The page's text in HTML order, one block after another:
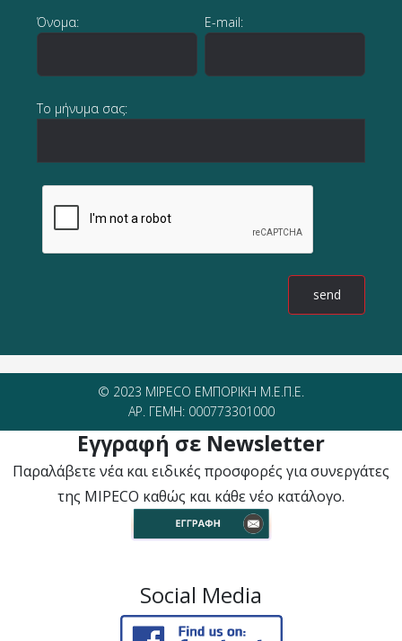
Όνομα: E-mail:
Το μήνυμα σας:
© 2023 MIPECO ΕΜΠΟΡΙΚΗ Μ.Ε.Π.Ε.
ΑΡ. ΓΕΜΗ: 000773301000
Εγγραφή σε Newsletter
Παραλάβετε νέα και ειδικές προσφορές για συνεργάτες
της MIPECO καθώς και κάθε νέο κατάλογο.
Social Media